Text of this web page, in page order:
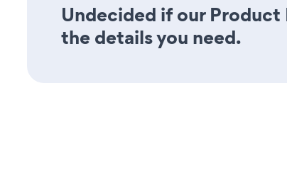
Undecided if our Product
the details you need.